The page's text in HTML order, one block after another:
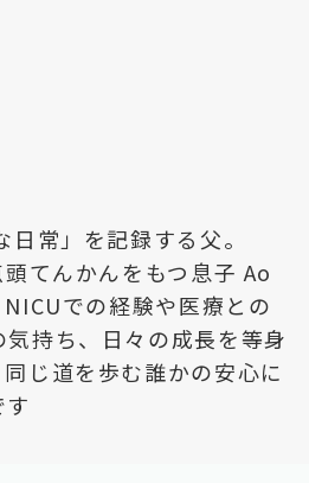
常」を記録する父。
てんかんをもつ息子 Ao
での経験や医療との
持ち、日々の成長を等身
じ道を歩む誰かの安心に